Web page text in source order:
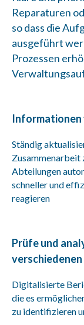
Reparaturen
so dass die
ausgeführt
Prozessen
Informationen
Ständig
Zusammenarbeit
Abteilungen
schneller und
reagieren
Prüfe und
Digitalisierte
die es
zu identifizieren